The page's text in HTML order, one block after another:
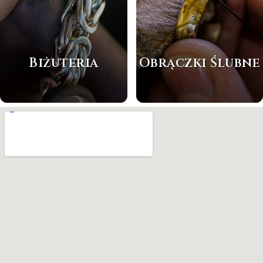
Biżuteria Obrączki Ślubne